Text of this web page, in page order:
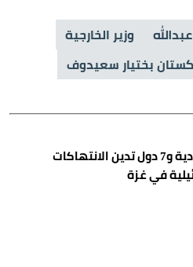
وزير الخارجية
بختيار سعيدوف
السعودية و7 دول تدين الانتهاكات
في غزة